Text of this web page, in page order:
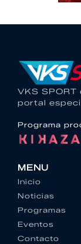
VKS
portal
Programa
MENU
Inicio
Noticias
Programas
Eventos
Contacto